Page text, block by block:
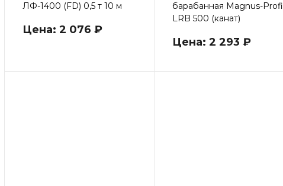
ЛФ-1400 (FD) 0,5 т 10 м
Цена: 2 076 ₽
барабанная Magnus-Profi
LRB 500 (канат)
Цена: 2 293 ₽